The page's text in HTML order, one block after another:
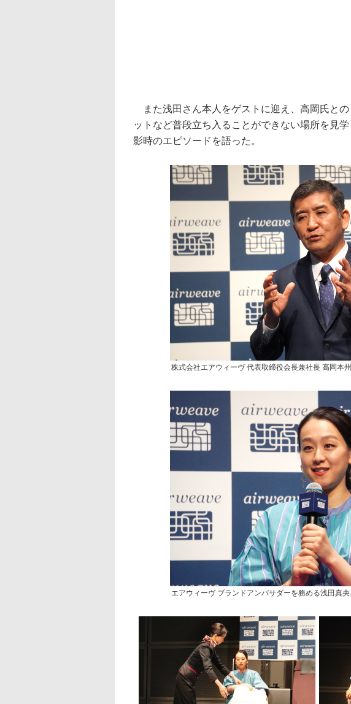
また浅田さん本人をゲストに迎え、高岡氏と
ットなど普段立ち入ることができない場所を見
影時のエピソードを語った。
株式会社エアウィーヴ 代表取締役会長兼社長 高岡本
エアウィーヴ ブランドアンバサダーを務める浅田真央